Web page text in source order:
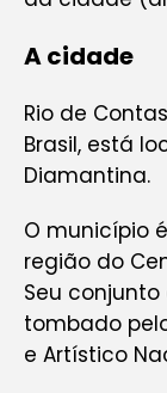
A cidade
Rio de
Brasil, está
Diamantina.
O município
região do
Seu
tombado
e Artístico